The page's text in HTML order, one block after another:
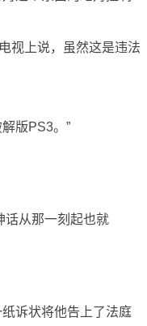
视上说，虽然这是违法
版PS3。”
话从那一刻起也就
诉状将他告上了法庭